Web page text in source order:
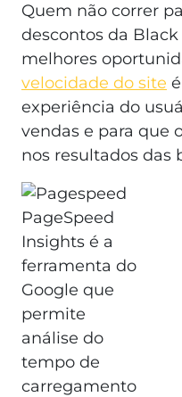
Quem não correr
descontos da
melhores
velocidade do site
experiência do
vendas e para que
nos resultados das
PageSpeed
Insights é a
ferramenta do
Google que
permite
análise do
tempo de
carregamento